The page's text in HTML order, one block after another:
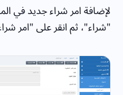
لإضافة امر شراء جديد في
"شراء"، ثم انقر على "امر